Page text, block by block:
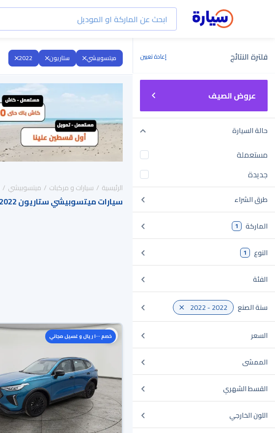
فلترة النتائج إعادة تعيين
عروض الصيف
حالة السيارة
مستعملة
جديدة
طرق الشراء
الماركة 1
النوع 1
الفئة
سنة الصنع 2022 - 2022
السعر
الممشى
القسط الشهري
اللون الخارجي
ميتسوبيشي ستاريون 2022
الرئيسية سيارات و مركبات ميتسوبيشي
سيارات ميتسوبيشي ستاريون 2022 للبيع في السعودية
خصم ١٠٠٠ ريال و غسيل مجاني